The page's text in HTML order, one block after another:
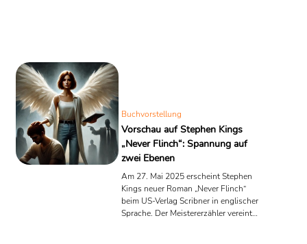
Buchvorstellung
Vorschau auf Stephen Kings
„Never Flinch“: Spannung auf
zwei Ebenen
Am 27. Mai 2025 erscheint Stephen
Kings neuer Roman „Never Flinch“
beim US-Verlag Scribner in englischer
Sprache. Der Meistererzähler vereint